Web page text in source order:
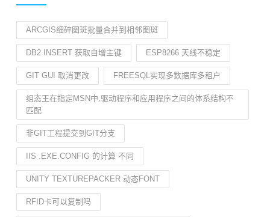
ARCGIS细碎图斑批量合并到相邻图斑
DB2 INSERT 获取自增主键 ESP8266 天线不稳定
GIT GUI 取消更改 FREESQL实现多数据库多租户
组态王在指定MSN中,驱动程序和应用程序之间的体系结构不
匹配
非GIT工程提交到GIT分支
IIS .EXE.CONFIG 的计算 不同
UNITY TEXTUREPACKER 动态FONT
RFID卡可以复制吗